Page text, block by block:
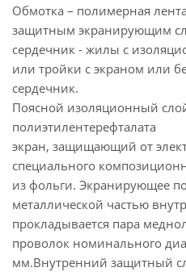
Обмотка – полимерная
защитным экранирующим
сердечник - жилы с
или тройки с экраном или
сердечник.
Поясной изоляционный
полиэтилентерефталата
экран, защищающий от
специального
из фольги. Экранирующее
металлической частью
прокладывается пара
проволок номинального
мм.Внутренний защитный